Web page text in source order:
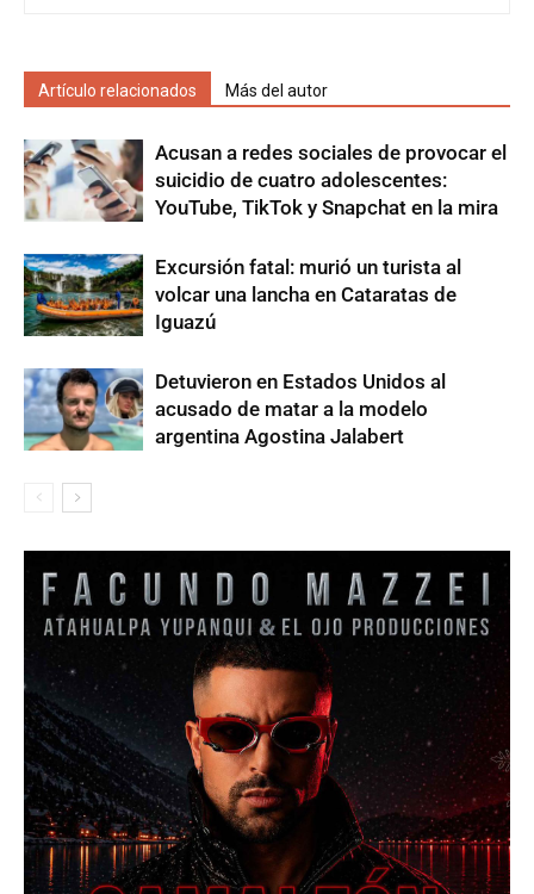
Artículo relacionados Más del autor
Acusan a redes sociales de provocar el
suicidio de cuatro adolescentes:
YouTube, TikTok y Snapchat en la mira
Excursión fatal: murió un turista al
volcar una lancha en Cataratas de
Iguazú
Detuvieron en Estados Unidos al
acusado de matar a la modelo
argentina Agostina Jalabert